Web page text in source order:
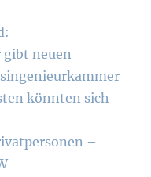
gibt neuen
könn­ten sich
–